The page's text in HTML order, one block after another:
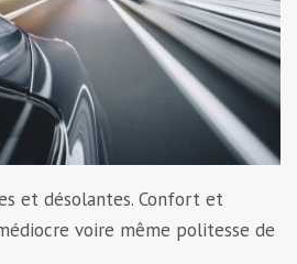
et désolantes. Confort et
voire même politesse de